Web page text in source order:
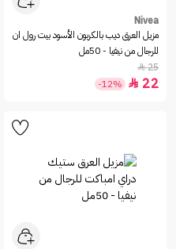
Nivea
مزيل العرق ديب بالكربون الأسود بيت رول ان
للرجال من نيفيا - 50مل
25

22

-12%